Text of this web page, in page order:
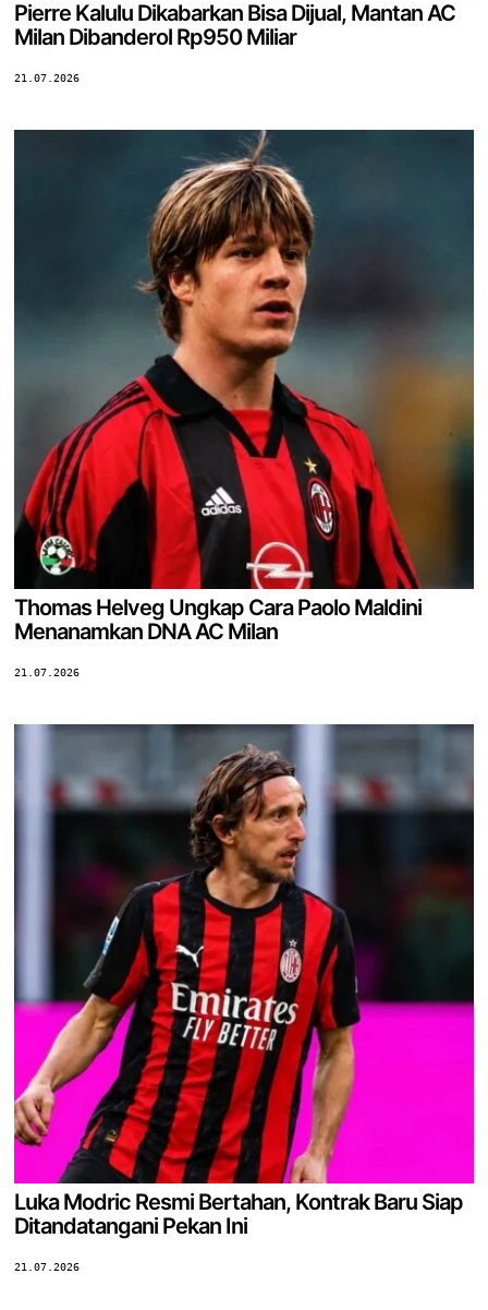
Pierre Kalulu Dikabarkan Bisa Dijual, Mantan AC
Milan Dibanderol Rp950 Miliar
21.07.2026
Thomas Helveg Ungkap Cara Paolo Maldini
Menanamkan DNA AC Milan
21.07.2026
Luka Modric Resmi Bertahan, Kontrak Baru Siap
Ditandatangani Pekan Ini
21.07.2026